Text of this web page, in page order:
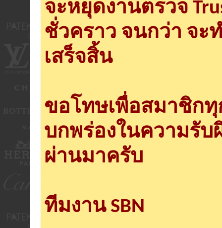
จะหยุดงานตรวจ
ชั่วคราว จนกว่า จะ
เสร็จสิ้น
ขอโทษเพื่อสมาชิก
บกพร่องในความรั
ผ่านมาครับ
ทีมงาน SBN